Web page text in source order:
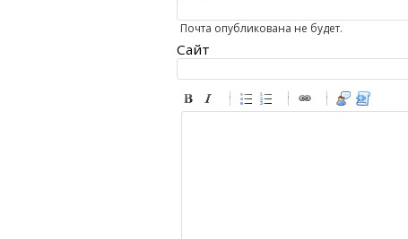
Почта опубликована не будет.
Сайт
-
-
-
-
-
-